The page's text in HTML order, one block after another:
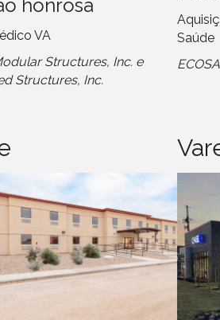
honrosa
VA
Structures, Inc. e
Structures, Inc.
Saúde